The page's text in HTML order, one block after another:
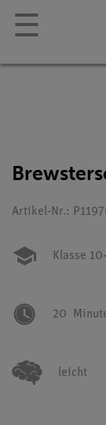
☰
Artikel-Nr.:
Klasse
20
leicht